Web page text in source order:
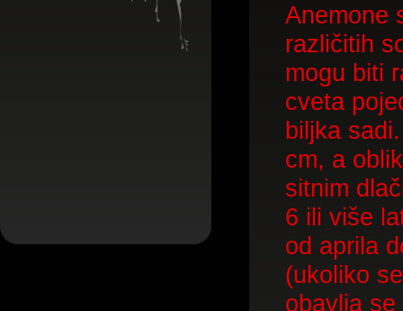
Anemone
različitih
mogu biti
cveta
biljka
cm, a
sitnim
6 ili više
od aprila
(ukoliko
obavlja